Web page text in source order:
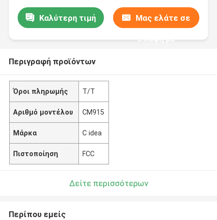
Καλύτερη τιμή Μας ελάτε σε
επαφή με
Περιγραφή προϊόντων
Όροι πληρωμής Τ/Τ
Αριθμό μοντέλου CM915
Μάρκα C idea
Πιστοποίηση FCC
Δείτε περισσότερων
Περίπου εμείς